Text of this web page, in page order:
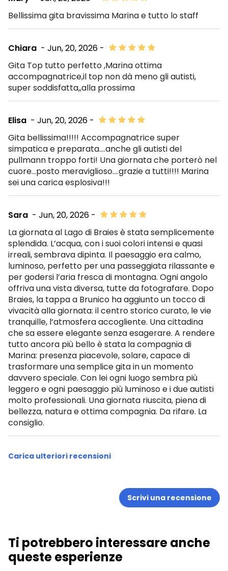
Bellissima gita bravissima Marina e tutto lo staff
- Jun, 20, 2026 -
Chiara
Gita Top tutto perfetto ,Marina ottima
accompagnatrice,il top non dà meno gli autisti,
super soddisfatta,,alla prossima
- Jun, 20, 2026 -
Elisa
Gita bellissima!!!!! Accompagnatrice super
simpatica e preparata....anche gli autisti del
pullmann troppo forti! Una giornata che porterò nel
cuore...posto meraviglioso....grazie a tutti!!!! Marina
sei una carica esplosiva!!!
- Jun, 20, 2026 -
Sara
La giornata al Lago di Braies è stata semplicemente
splendida. L’acqua, con i suoi colori intensi e quasi
irreali, sembrava dipinta. Il paesaggio era calmo,
luminoso, perfetto per una passeggiata rilassante e
per godersi l’aria fresca di montagna. Ogni angolo
offriva una vista diversa, tutte da fotografare. Dopo
Braies, la tappa a Brunico ha aggiunto un tocco di
vivacità alla giornata: il centro storico curato, le vie
tranquille, l’atmosfera accogliente. Una cittadina
che sa essere elegante senza esagerare. A rendere
tutto ancora più bello è stata la compagnia di
Marina: presenza piacevole, solare, capace di
trasformare una semplice gita in un momento
davvero speciale. Con lei ogni luogo sembra più
leggero e ogni paesaggio più luminoso e i due autisti
molto professionali. Una giornata riuscita, piena di
bellezza, natura e ottima compagnia. Da rifare. La
consiglio.
Carica ulteriori recensioni
Scrivi una recensione
Ti potrebbero interessare anche
queste esperienze